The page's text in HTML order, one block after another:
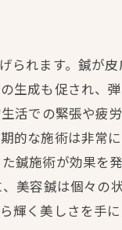
られます。鍼が
生成も促され、
活での緊張や疲
的な施術は非常
鍼施術が効果を
美容鍼は個々の
輝く美しさを手